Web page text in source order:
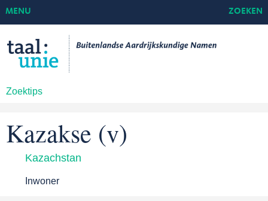
Zoektips
MENU ZOEKEN
Kazakse (v)
Kazachstan
Inwoner